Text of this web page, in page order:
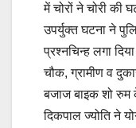
में चोरों ने चोरी की
उपर्युक्त घटना ने
प्रश्नचिन्ह लगा
चौक, ग्रामीण व
बजाज बाइक शो रुम
दिकपाल ज्योति ने